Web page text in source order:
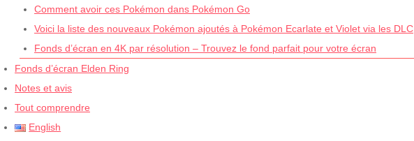
Comment avoir ces Pokémon dans Pokémon Go
Voici la liste des nouveaux Pokémon ajoutés à Pokémon Ecarlate et Violet via les DLC
Fonds d’écran en 4K par résolution – Trouvez le fond parfait pour votre écran
Fonds d’écran Elden Ring
Notes et avis
Tout comprendre
English